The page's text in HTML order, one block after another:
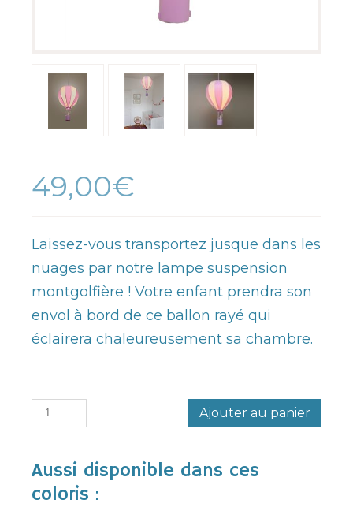
49,00€
Laissez-vous transportez jusque dans les
nuages par notre lampe suspension
montgolfière ! Votre enfant prendra son
envol à bord de ce ballon rayé qui
éclairera chaleureusement sa chambre.
Ajouter au panier
Aussi disponible dans ces
coloris :